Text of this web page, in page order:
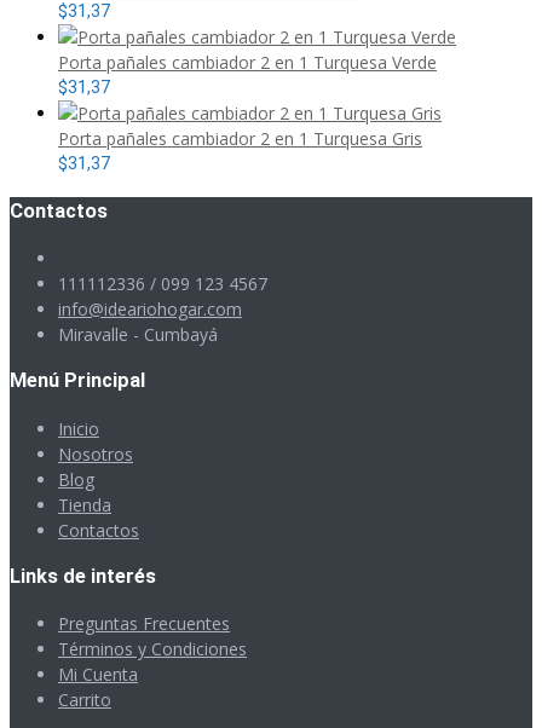
$31,37
Porta pañales cambiador 2 en 1 Turquesa Verde
$31,37
Porta pañales cambiador 2 en 1 Turquesa Gris
$31,37
Contactos
111112336 / 099 123 4567
info@ideariohogar.com
Miravalle - Cumbayá
Menú Principal
Inicio
Nosotros
Blog
Tienda
Contactos
Links de interés
Preguntas Frecuentes
Términos y Condiciones
Mi Cuenta
Carrito